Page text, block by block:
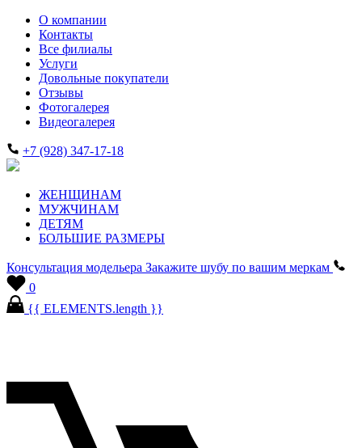
О компании
Контакты
Все филиалы
Услуги
Довольные покупатели
Отзывы
Фотогалерея
Видеогалерея
+7 (928) 347-17-18
ЖЕНЩИНАМ
МУЖЧИНАМ
ДЕТЯМ
БОЛЬШИЕ РАЗМЕРЫ
Консультация модельера Закажите шубу по вашим меркам
0
{{ ELEMENTS.length }}